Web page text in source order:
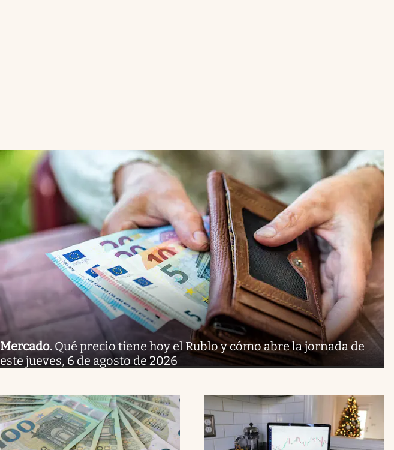
Mercado. Qué precio tiene hoy el Rublo y cómo abre la jornada de
este jueves, 6 de agosto de 2026